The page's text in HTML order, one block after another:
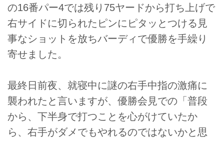
の16番パー4では残り75ヤードから打ち上げで
右サイドに切られたピンにピタッとつける見
事なショットを放ちバーディで優勝を手繰り
寄せました。
最終日前夜、就寝中に謎の右手中指の激痛に
襲われたと言いますが、優勝会見での「普段
から、下半身で打つことを心がけていたか
ら、右手がダメでもやれるのではないかと思